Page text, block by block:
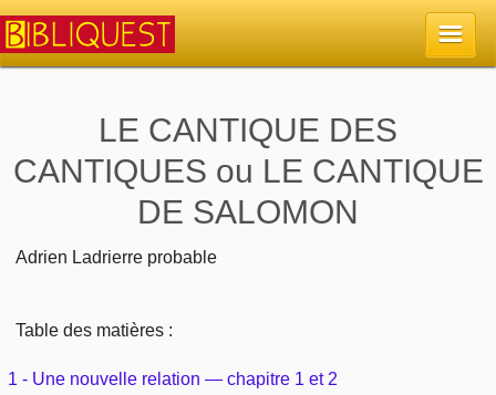
Retour à l'accueil
Sujets d'actualité
La Bible
LE CANTIQUE DES
CANTIQUES ou LE CANTIQUE
DE SALOMON
Adrien Ladrierre probable
Table des matières :
1 - Une nouvelle relation — chapitre 1 et 2